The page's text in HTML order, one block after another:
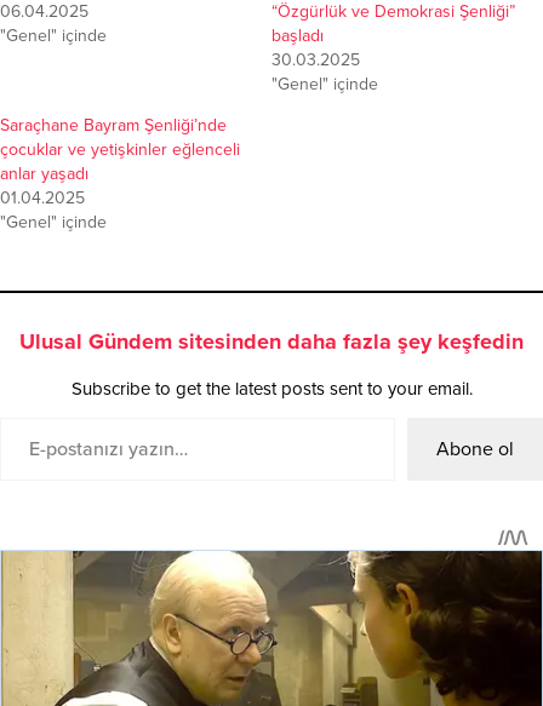
06.04.2025
"Genel" içinde
“Özgürlük ve Demokrasi Şenliği”
başladı
30.03.2025
"Genel" içinde
Saraçhane Bayram Şenliği’nde
çocuklar ve yetişkinler eğlenceli
anlar yaşadı
01.04.2025
"Genel" içinde
Ulusal Gündem sitesinden daha fazla şey keşfedin
Subscribe to get the latest posts sent to your email.
Abone ol